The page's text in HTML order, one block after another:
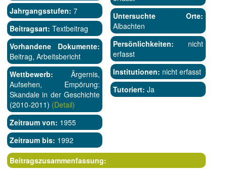
Jahrgangsstufen: 7
Beitragsart: Textbeitrag
Vorhandene Dokumente:
Beitrag, Arbeitsbericht
Wettbewerb: Ärgernis,
Aufsehen, Empörung:
Skandale in der Geschichte
(2010-2011) (Detail)
Zeitraum von: 1955
Zeitraum bis: 1992
Untersuchte Orte:
Albachten
Persönlichkeiten: nicht
erfasst
Institutionen: nicht erfasst
Tutoriert: Ja
Beitragszusammenfassung: